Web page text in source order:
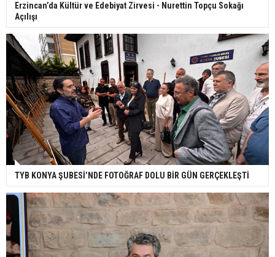
Erzincan’da Kültür ve Edebiyat Zirvesi - Nurettin Topçu Sokağı
Açılışı
TYB KONYA ŞUBESİ’NDE FOTOĞRAF DOLU BİR GÜN GERÇEKLEŞTİ